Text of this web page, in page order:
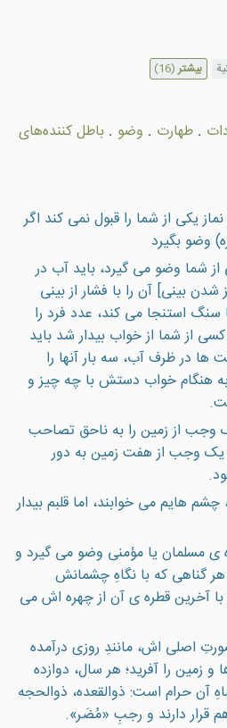
بیشتر(16)
. طهارت . وضو . باطل كننده‌هاى
يكى از شما را قبول نمى كند اگر
وضو بگيرد
از شما وضو می گيرد، باید آب در
بینی] آن را با فشار از بینی
استنجا می كند، عدد فرد را
از شما از خواب بيدار شد باید
ها در ظرف آب، سه بار آنها را
به هنگام خواب دستش با چه چيز و
وجب از زمين را به ناحق تصاحب
يک وجب از هفت زمين به دور
هايم می خوابند، اما قلبم بيدار
ی مسلمان يا مؤمنی وضو می گيرد و
گناهی که با نگاهِ چشمانش
آخرين قطره ی آن از چهره اش می
اصلی اش، مانندِ روزی درآمده
و زمين را آفريد؛ هر سال، دوازده
آن حرام است: ذوالقعده، ذوالحجه
دارند و رجبِ «مُضَر».